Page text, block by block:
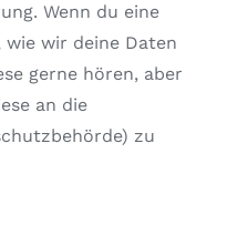
Wenn du eine
wie wir deine Daten
gerne hören, aber
an die
zu